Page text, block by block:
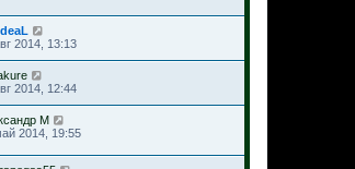
2014, 13:13
2014, 12:44
М
2014, 19:55